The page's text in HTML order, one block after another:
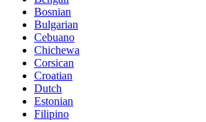
Bosnian
Bulgarian
Cebuano
Chichewa
Corsican
Croatian
Dutch
Estonian
Filipino